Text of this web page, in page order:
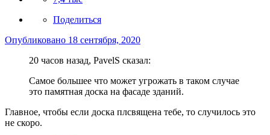
Поделиться
Опубликовано 18 сентября, 2020
20 часов назад, PavelS сказал:
Самое большее что может угрожать в таком случае
это памятная доска на фасаде зданий.
Главное, чтобы если доска плсвящена тебе, то случилось это
не скоро.